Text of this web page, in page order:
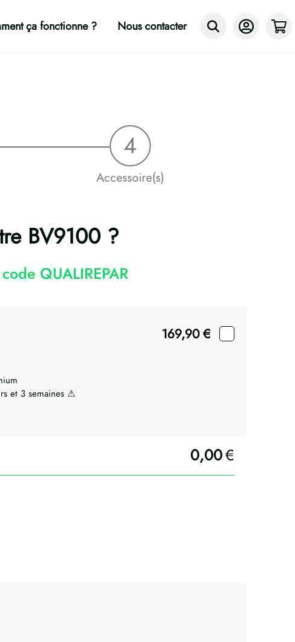
ça fonctionne ? Nous contacter
Accessoire(s)
BV9100 ?
QUALIREPAR
169,90€
et 3 semaines ⚠
0,00€